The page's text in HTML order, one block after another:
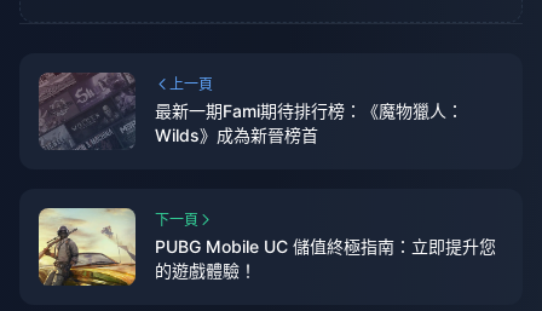
上一頁
最新一期Fami期待排行榜：《魔物獵人：
Wilds》成為新晉榜首
下一頁
PUBG Mobile UC 儲值終極指南：立即提升您
的遊戲體驗！